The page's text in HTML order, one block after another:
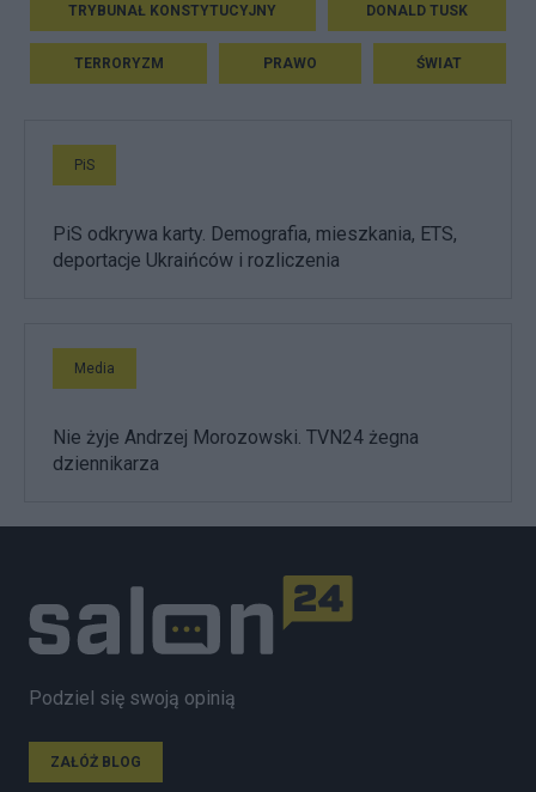
TRYBUNAŁ KONSTYTUCYJNY DONALD TUSK
TERRORYZM PRAWO ŚWIAT
PiS
PiS odkrywa karty. Demografia, mieszkania, ETS,
deportacje Ukraińców i rozliczenia
Media
Nie żyje Andrzej Morozowski. TVN24 żegna
dziennikarza
Podziel się swoją opinią
ZAŁÓŻ BLOG